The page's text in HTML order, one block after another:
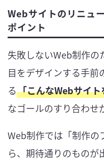
Webサイトのリニュ
ポイント
失敗しないWeb制作の
目をデザインする手前
る「こんなWebサイ
なゴールのすり合わせ
Web制作では「制作の
ら、期待通りのものが